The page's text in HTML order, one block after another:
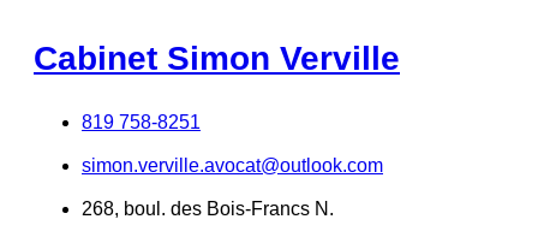
Cabinet Simon Verville
819 758-8251
simon.verville.avocat@outlook.com
268, boul. des Bois-Francs N.